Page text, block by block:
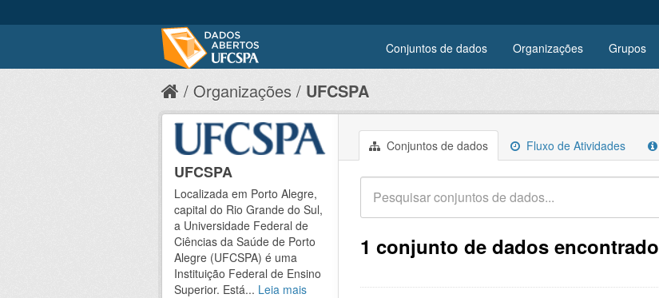
Conjuntos de dados Organizações Grupos
Organizações UFCSPA
Conjuntos de dados Fluxo de Atividades
1 conjunto de dados encontrado
UFCSPA
Localizada em Porto Alegre,
capital do Rio Grande do Sul,
a Universidade Federal de
Ciências da Saúde de Porto
Alegre (UFCSPA) é uma
Instituição Federal de Ensino
Superior. Está... Leia mais